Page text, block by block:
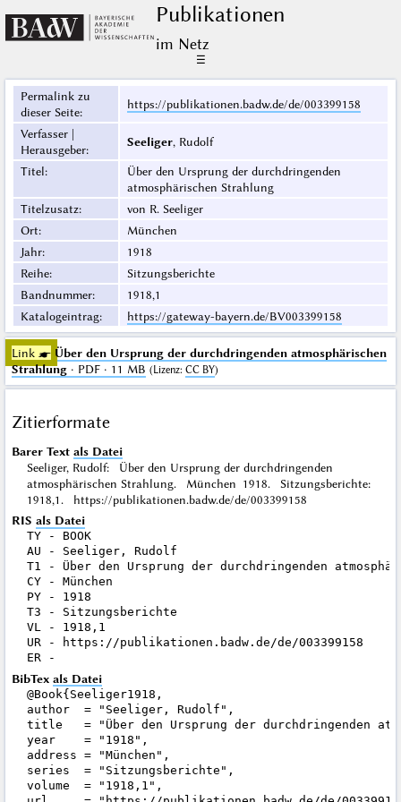
Publikationen
im Netz
☰
Permalink zu
dieser Seite:
https://publikationen.badw.de/de/003399158
Verfasser |
Herausgeber:
Seeliger, Rudolf
Titel:
Über den Ursprung der durchdringenden
atmosphärischen Strahlung
Titelzusatz:
von R. Seeliger
Ort:
München
Jahr:
1918
Reihe:
Sitzungsberichte
Bandnummer:
1918,1
Katalogeintrag: https://gateway-bayern.de/BV003399158
Link ☛ Über den Ursprung der durchdringenden atmosphärischen
Strahlung· PDF · 11 MB (Lizenz: CC BY)
Zitierformate
Barer Text als Datei
Seeliger, Rudolf: Über den Ursprung der durchdringenden
atmosphärischen Strahlung. München 1918. Sitzungsberichte:
1918,1. https://publikationen.badw.de/de/003399158
RIS als Datei
TY - BOOK
AU - Seeliger, Rudolf
T1 - Über den Ursprung der durchdringenden
CY - München
PY - 1918
T3 - Sitzungsberichte
VL - 1918,1
UR - https://publikationen.badw.de/de/003399158
BibTex als Datei
@Book{Seeliger1918,
author  = "Seeliger, Rudolf",
title   = "Über den Ursprung der durchdringenden
year    = "1918",
address = "München",
series  = "Sitzungsberichte",
volume  = "1918,1",